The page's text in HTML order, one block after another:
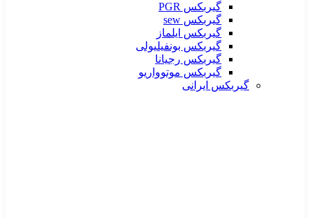
گیربکس PGR
گیربکس sew
گیربکس ایلماز
گیربکس بونفیلیولی
گیربکس رجیانا
گیربکس موتوواریو
گیربکس ایرانی